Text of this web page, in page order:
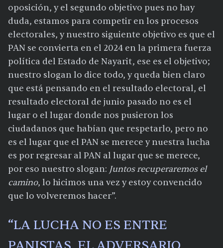
oposición, y el segundo objetivo pues no hay
duda, estamos para competir en los procesos
electorales, y nuestro siguiente objetivo es que el
PAN se convierta en el 2024 en la primera fuerza
política del Estado de Nayarit, ese es el objetivo;
nuestro slogan lo dice todo, y queda bien claro
que está pensando en el resultado electoral, el
resultado electoral de junio pasado no es el
lugar o el lugar donde nos pusieron los
ciudadanos que habían que respetarlo, pero no
es el lugar que el PAN se merece y nuestra lucha
es por regresar al PAN al lugar que se merece,
por eso nuestro slogan: Juntos recuperaremos el
camino, lo hicimos una vez y estoy convencido
que lo volveremos hacer”.
“LA LUCHA NO ES ENTRE